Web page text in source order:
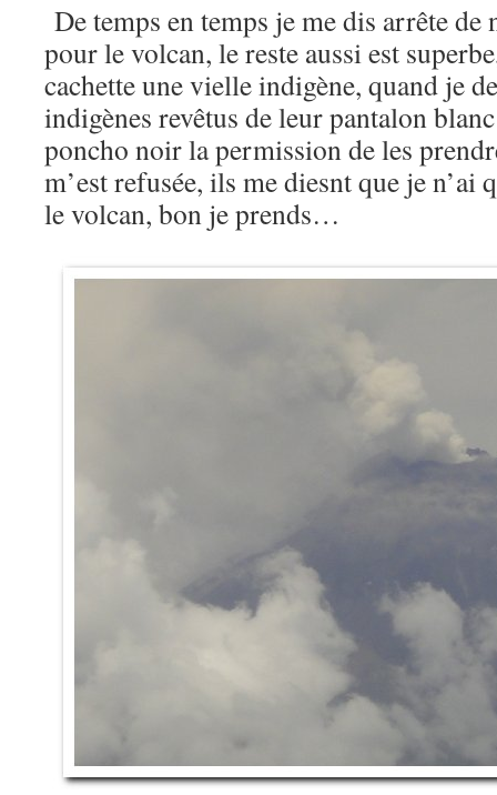
De temps en temps je me dis arrête de
pour le volcan, le reste aussi est
cachette une vielle indigène, quand je
indigènes revêtus de leur pantalon
poncho noir la permission de les
m’est refusée, ils me diesnt que je n’ai
le volcan, bon je prends…